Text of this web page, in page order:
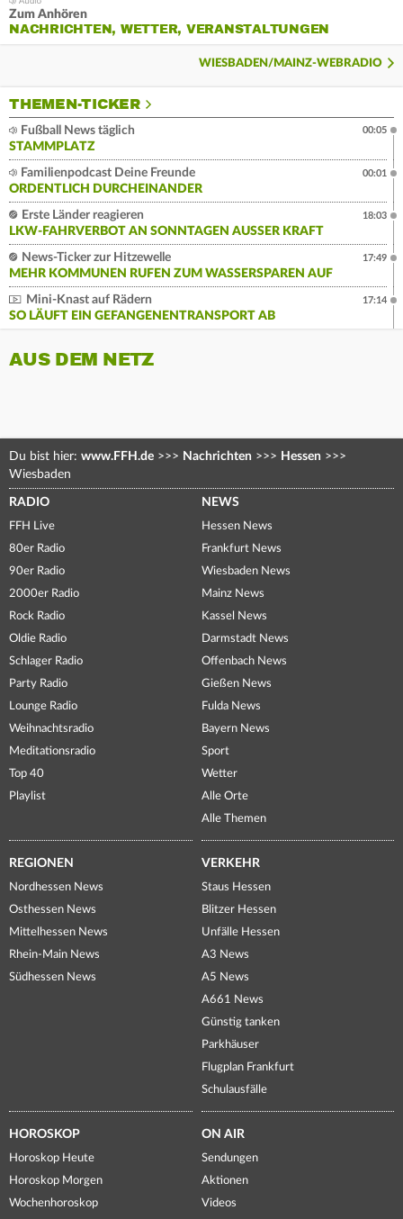
Zum Anhören
NACHRICHTEN, WETTER, VERANSTALTUNGEN
WIESBADEN/MAINZ-WEBRADIO
THEMEN-TICKER
Fußball News täglich
STAMMPLATZ
00:05
Familienpodcast Deine Freunde
ORDENTLICH DURCHEINANDER
00:01
Erste Länder reagieren
LKW-FAHRVERBOT AN SONNTAGEN AUSSER KRAFT
18:03
News-Ticker zur Hitzewelle
MEHR KOMMUNEN RUFEN ZUM WASSERSPAREN AUF
17:49
Mini-Knast auf Rädern
SO LÄUFT EIN GEFANGENENTRANSPORT AB
17:14
AUS DEM NETZ
Du bist hier: www.FFH.de >>> Nachrichten >>> Hessen >>>
Wiesbaden
RADIO
FFH Live
80er Radio
90er Radio
2000er Radio
Rock Radio
Oldie Radio
Schlager Radio
Party Radio
Lounge Radio
Weihnachtsradio
Meditationsradio
Top 40
Playlist
NEWS
Hessen News
Frankfurt News
Wiesbaden News
Mainz News
Kassel News
Darmstadt News
Offenbach News
Gießen News
Fulda News
Bayern News
Sport
Wetter
Alle Orte
Alle Themen
REGIONEN
Nordhessen News
Osthessen News
Mittelhessen News
Rhein-Main News
Südhessen News
VERKEHR
Staus Hessen
Blitzer Hessen
Unfälle Hessen
A3 News
A5 News
A661 News
Günstig tanken
Parkhäuser
Flugplan Frankfurt
Schulausfälle
HOROSKOP
Horoskop Heute
Horoskop Morgen
Wochenhoroskop
ON AIR
Sendungen
Aktionen
Videos